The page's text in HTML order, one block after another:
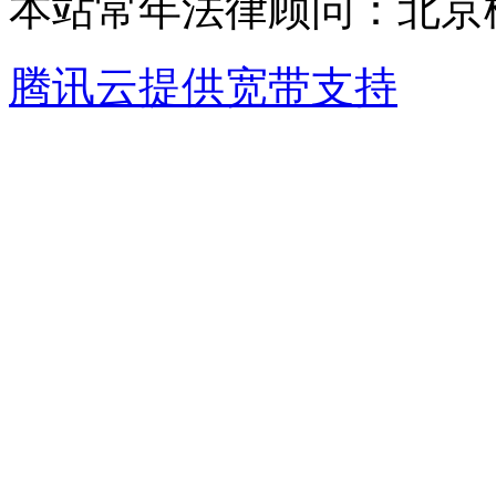
腾讯云提供宽带支持